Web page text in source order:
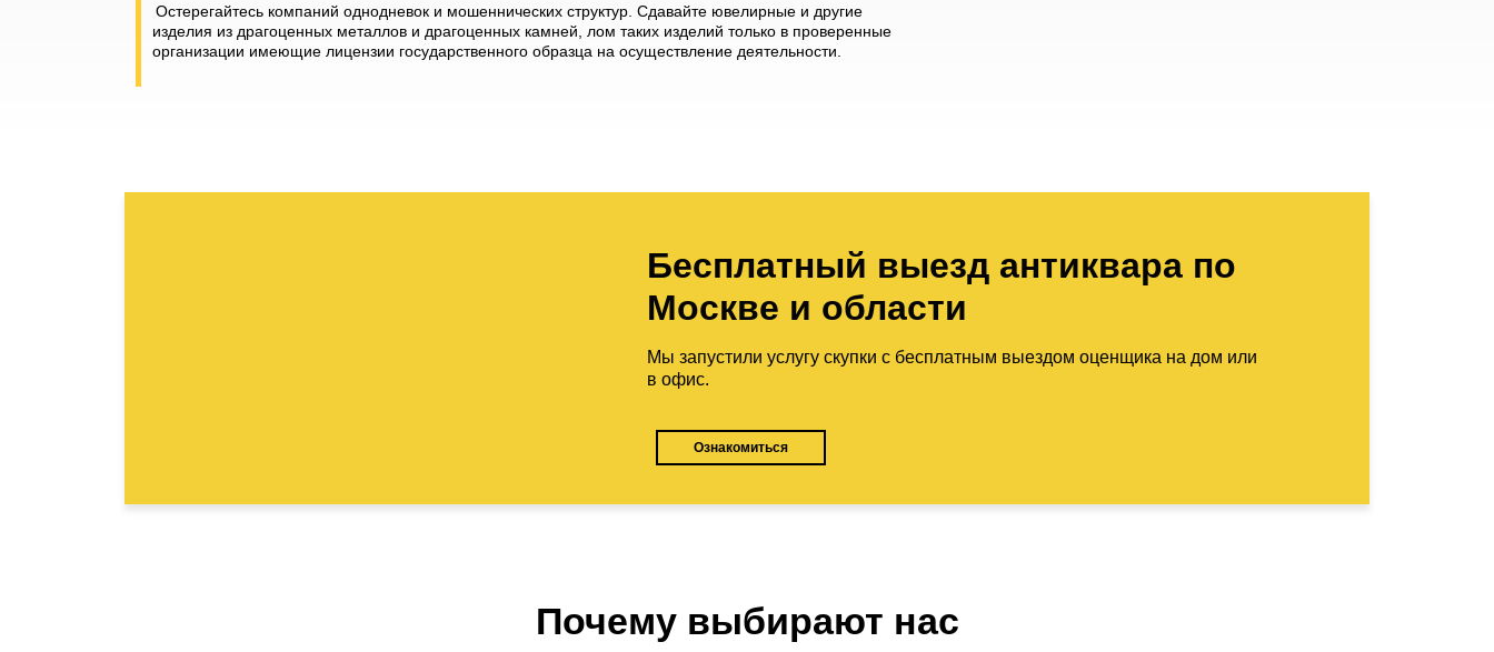
Остерегайтесь компаний однодневок и мошеннических структур. Сдавайте ювелирные и другие
изделия из драгоценных металлов и драгоценных камней, лом таких изделий только в проверенные
организации имеющие лицензии государственного образца на осуществление деятельности.
Бесплатный выезд антиквара по
Москве и области
Мы запустили услугу скупки с бесплатным выездом оценщика на дом или
в офис.
Ознакомиться
Почему выбирают нас